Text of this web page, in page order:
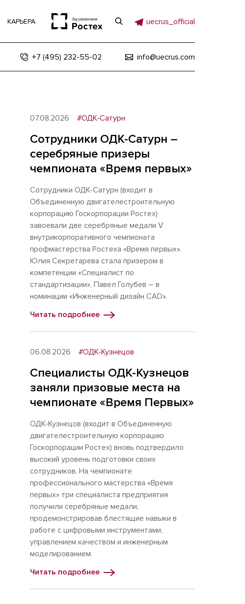
КАРЬЕРА uecrus_official
+7 (495) 232-55-02 info@uecrus.com
07.08.2026 #ОДК-Сатурн
Сотрудники ОДК-Сатурн –
серебряные призеры
чемпионата «Время первых»
Сотрудники ОДК-Сатурн (входит в
Объединенную двигателестроительную
корпорацию Госкорпорации Ростех)
завоевали две серебряные медали V
внутрикорпоративного чемпионата
профмастерства Ростеха «Время первых».
Юлия Секретарева стала призером в
компетенции «Специалист по
стандартизации», Павел Голубев – в
номинации «Инженерный дизайн CAD».
Читать подробнее
06.08.2026 #ОДК-Кузнецов
Специалисты ОДК-Кузнецов
заняли призовые места на
чемпионате «Время Первых»
ОДК-Кузнецов (входит в Объединенную
двигателестроительную корпорацию
Госкорпорации Ростех) вновь подтвердило
высокий уровень подготовки своих
сотрудников. На чемпионате
профессионального мастерства «Время
первых» три специалиста предприятия
получили серебряные медали,
продемонстрировав блестящие навыки в
работе с цифровыми инструментами,
управлением качеством и инженерным
моделированием.
Читать подробнее